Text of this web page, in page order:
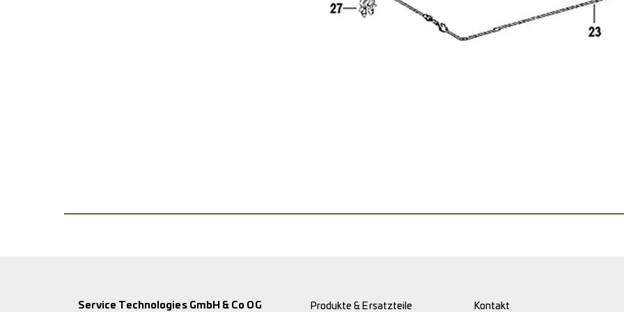
Service Technologies GmbH & Co OG Produkte & Ersatzteile Kontakt